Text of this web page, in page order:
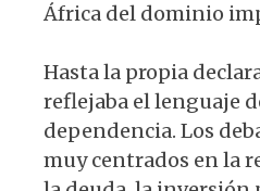
África del dominio
Hasta la propia
reflejaba el lenguaje
dependencia. Los
muy centrados en la